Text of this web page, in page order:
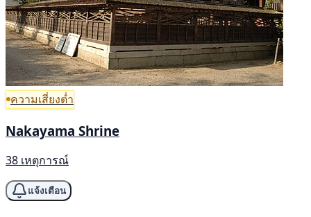
ความเสี่ยงต่ำ
Nakayama Shrine
38 เหตุการณ์
แจ้งเตือน